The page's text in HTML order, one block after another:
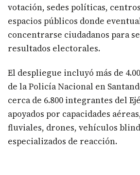
votación, sedes políticas,
espacios públicos donde
concentrarse ciudadanos para
resultados electorales.
El despliegue incluyó más de
de la Policía Nacional en
cerca de 6.800 integrantes del
apoyados por capacidades
fluviales, drones, vehículos
especializados de reacción.